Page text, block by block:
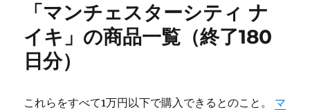
「マンチェスターシティ ナ
イキ」の商品一覧（終了180
日分）
これらをすべて1万円以下で購入できるとのこと。 マ